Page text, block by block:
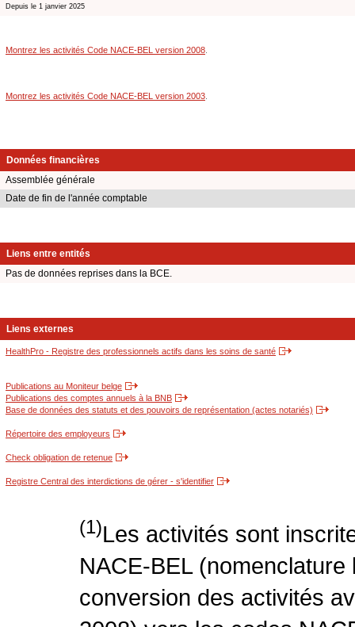
Depuis le 1 janvier 2025
Montrez les activités Code NACE-BEL version 2008
Montrez les activités Code NACE-BEL version 2003
Données financières
Assemblée générale
Date de fin de l'année comptable
Liens entre entités
Pas de données reprises dans la BCE.
Liens externes
HealthPro - Registre des professionnels actifs dans les soins de santé
Publications au Moniteur belge
Publications des comptes annuels à la BNB
Base de données des statuts et des pouvoirs de représentation (actes notariés)
Répertoire des employeurs
Check obligation de retenue
Registre Central des interdictions de gérer - s'identifier
(1)Les activités sont
NACE-BEL
conversion des activités